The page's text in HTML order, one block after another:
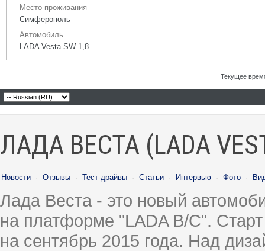
Место проживания
Симферополь
Автомобиль
LADA Vesta SW 1,8
Текущее
ЛАДА ВЕСТА (LADA
Новости · Отзывы · Тест-драйвы · Статьи · Интервью · Фото ·
Лада Веста - это новый
на платформе "LADA B/C".
на сентябрь 2015 года. Над